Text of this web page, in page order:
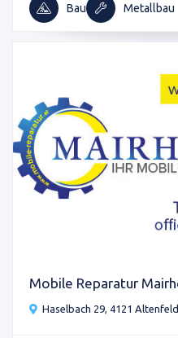
Bau Metallbau
Mobile Reparatur
Haselbach 29, 4121